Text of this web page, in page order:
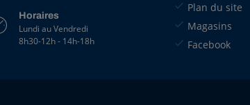
Horaires
Lundi au Vendredi
8h30-12h - 14h-18h
Plan du site
Magasins
Facebook